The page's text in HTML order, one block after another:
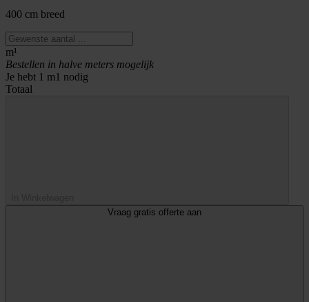
400 cm breed
m¹
Bestellen in halve meters mogelijk
Je hebt 1 m1 nodig
Totaal
Vraag gratis offerte aan